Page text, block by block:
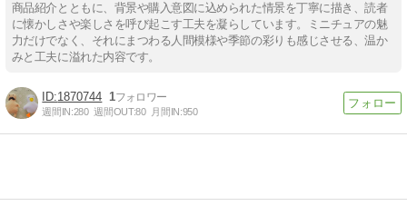
商品紹介とともに、背景や購入意図に込められた情景を丁寧に描き、読者
に懐かしさや楽しさを呼び起こす工夫を凝らしています。ミニチュアの魅
力だけでなく、それにまつわる人間模様や季節の彩りも感じさせる、温か
みと工夫に溢れた内容です。
1870744 1
週間IN:280 週間OUT:80 月間IN:950